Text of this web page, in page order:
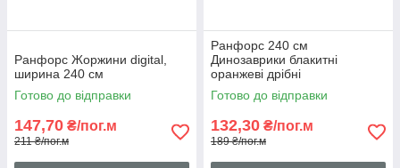
Ранфорс Жоржини digital,
ширина 240 см
Готово до відправки
147,70 ₴/пог.м
211 ₴/пог.м
Ранфорс 240 см
Динозаврики блакитні
оранжеві дрібні
Готово до відправки
132,30 ₴/пог.м
189 ₴/пог.м